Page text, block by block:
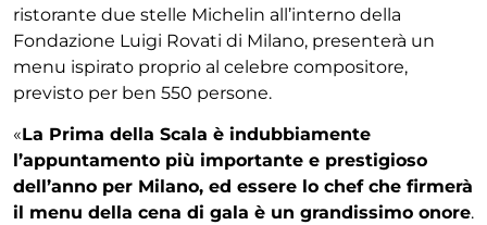
ristorante due stelle Michelin all’interno della
Fondazione Luigi Rovati di Milano, presenterà un
menu ispirato proprio al celebre compositore,
previsto per ben 550 persone.
«La Prima della Scala è indubbiamente
l’appuntamento più importante e prestigioso
dell’anno per Milano, ed essere lo chef che firmerà
il menu della cena di gala è un grandissimo onore.